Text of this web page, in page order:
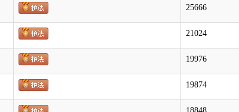
25666
21024
19976
19874